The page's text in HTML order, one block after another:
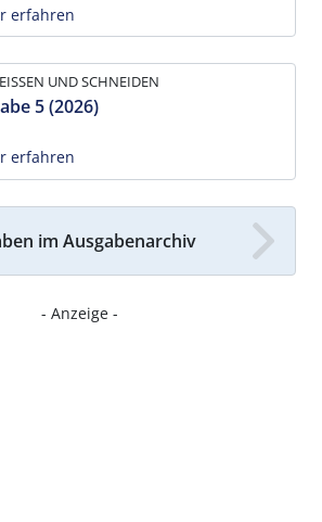
erfahren
UND SCHNEIDEN
5 (2026)
erfahren
im Ausgabenarchiv
- Anzeige -